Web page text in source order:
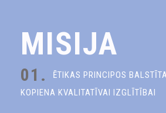
MISIJA
01.
ĒTIKAS PRINCIPOS
KOPIENA KVALITATĪVAI IZGLĪTĪBAI